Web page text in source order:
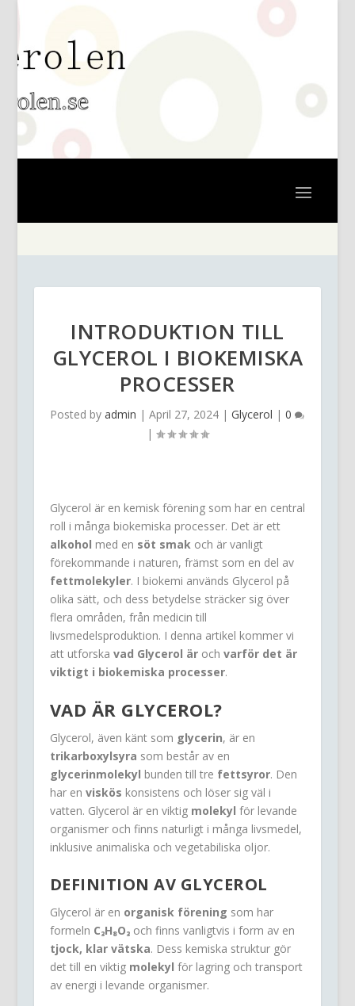
INTRODUKTION TILL
GLYCEROL I BIOKEMISKA
PROCESSER
Posted byadmin |April 27, 2024 |Glycerol |0
|
Glycerol är en kemisk förening som har en central
roll i många biokemiska processer. Det är ett
alkohol med en söt smakoch är vanligt
förekommande i naturen, främst som en del av
fettmolekyler. I biokemi används Glycerol på
olika sätt, och dess betydelse sträcker sig över
flera områden, från medicin till
livsmedelsproduktion. I denna artikel kommer vi
att utforska vad Glycerol äroch varför det är
viktigt i biokemiska processer.
VAD ÄR GLYCEROL?
Glycerol, även känt som glycerin, är en
trikarboxylsyra som består av en
glycerinmolekyl bunden till tre fettsyror. Den
har en viskös konsistens och löser sig väl i
vatten. Glycerol är en viktig molekyl för levande
organismer och finns naturligt i många livsmedel,
inklusive animaliska och vegetabiliska oljor.
DEFINITION AV GLYCEROL
Glycerol är en organisk förening som har
formeln C₃H₈O₃och finns vanligtvis i form av en
tjock, klar vätska. Dess kemiska struktur gör
det till en viktig molekyl för lagring och transport
av energi i levande organismer.